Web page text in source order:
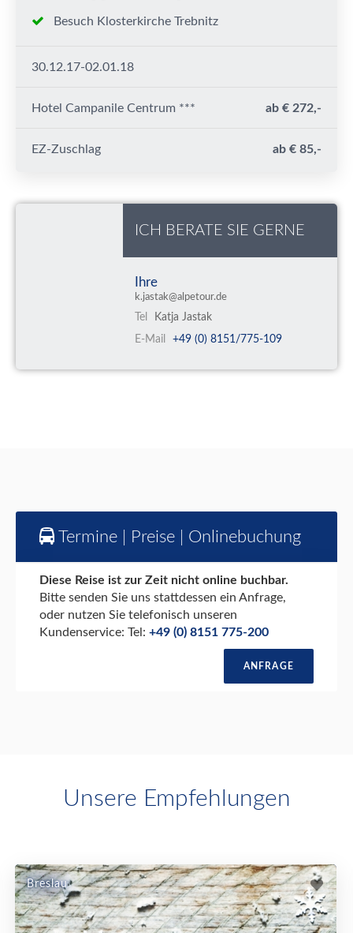
Besuch Klosterkirche Trebnitz
30.12.17-02.01.18
Hotel Campanile Centrum *** ab € 272,-
EZ-Zuschlag ab € 85,-
ICH BERATE SIE GERNE
Ihre
k.jastak@alpetour.de
Tel
Katja Jastak
E-Mail
+49 (0) 8151/775-109
Termine | Preise | Onlinebuchung
Diese Reise ist zur Zeit nicht online buchbar.
Bitte senden Sie uns stattdessen ein Anfrage,
oder nutzen Sie telefonisch unseren
Kundenservice: Tel: +49 (0) 8151 775-200
ANFRAGE
Unsere Empfehlungen
Breslau